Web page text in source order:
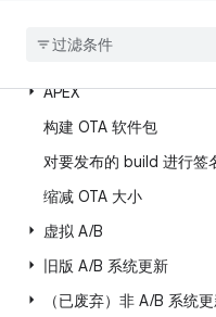
概览
APEX
构建 OTA 软件包
对要发布的 build 进行签
缩减 OTA 大小
虚拟 A/B
旧版 A/B 系统更新
（已废弃）非 A/B 系统